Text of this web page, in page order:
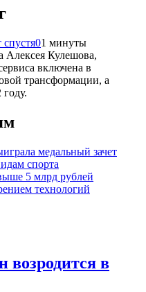
спустя01 минуты
Алексея Кулешова,
включена в
трансформации, а
году.
медальный зачет
спорта
5 млрд рублей
технологий
возродится в